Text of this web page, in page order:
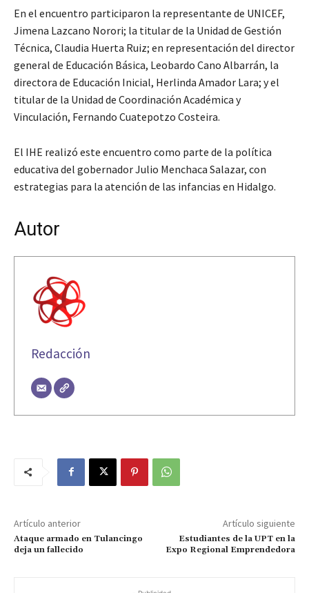
En el encuentro participaron la representante de UNICEF,
Jimena Lazcano Norori; la titular de la Unidad de Gestión
Técnica, Claudia Huerta Ruiz; en representación del director
general de Educación Básica, Leobardo Cano Albarrán, la
directora de Educación Inicial, Herlinda Amador Lara; y el
titular de la Unidad de Coordinación Académica y
Vinculación, Fernando Cuatepotzo Costeira.
El IHE realizó este encuentro como parte de la política
educativa del gobernador Julio Menchaca Salazar, con
estrategias para la atención de las infancias en Hidalgo.
Autor
Redacción
Artículo anterior
Ataque armado en Tulancingo
deja un fallecido
Artículo siguiente
Estudiantes de la UPT en la
Expo Regional Emprendedora